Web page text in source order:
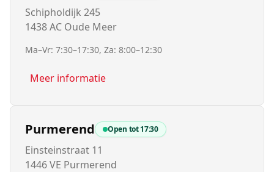
Schipholdijk 245
1438 AC Oude Meer
Ma–Vr: 7:30–17:30, Za: 8:00–12:30
Meer informatie
Purmerend Open tot17:30
Einsteinstraat 11
1446 VE Purmerend